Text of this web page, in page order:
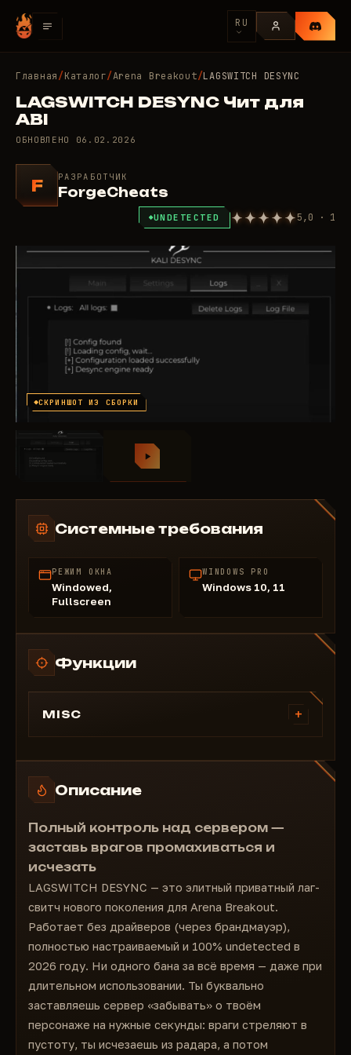
RU
Главная/Каталог/Arena Breakout/LAGSWITCH DESYNC
LAGSWITCH DESYNC Чит для
ABI
ОБНОВЛЕНО 06.02.2026
F РАЗРАБОТЧИК
ForgeCheats
UNDETECTED 5,0 · 1
СКРИНШОТ ИЗ СБОРКИ
Системные требования
РЕЖИМ ОКНА
Windowed,
Fullscreen
WINDOWS PRO
Windows 10, 11
Функции
MISC +
Enable desync - активация функций
Enable Keybind - горячая клавиша активации
функций
действиях (активация и т.п.)
Firewall mode - работа с брандмауэром,
вместо драйвера
Path - путь до целевого исполняемого файла
/ игры, работает вместе с Firewall mode
Method - выбор метода активации:
Temporary: действие desync работает в
соответствии с настройками времени
Pressing: работает до повторного нажатия
клавиши активации
Hold: работает пока зажата клавиша
Traffic - выбор блокировки траффика:
Описание
Полный контроль над сервером —
заставь врагов промахиваться и
исчезать
LAGSWITCH DESYNC — это элитный приватный лаг-
свитч нового поколения для Arena Breakout.
Работает без драйверов (через брандмауэр),
полностью настраиваемый и 100% undetected в
2026 году. Ни одного бана за всё время — даже при
длительном использовании. Ты буквально
заставляешь сервер «забывать» о твоём
персонаже на нужные секунды: враги стреляют в
пустоту, ты исчезаешь из радара, а потом